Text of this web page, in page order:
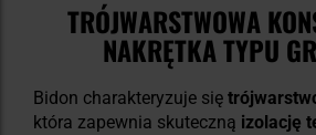
TRÓJWARSTWOWA
NAKRĘTKA TYPU
Bidon charakteryzuje się
która zapewnia skuteczną izolację